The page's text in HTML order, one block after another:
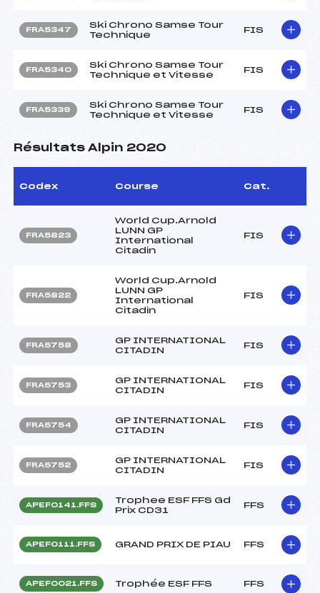
FRA5347
Ski Chrono Samse Tour
Technique
FIS
FRA5340
Ski Chrono Samse Tour
Technique et Vitesse
FIS
FRA5339
Ski Chrono Samse Tour
Technique et Vitesse
FIS
Résultats Alpin 2020
Codex Course Cat.
FRA5823
World Cup.Arnold
LUNN GP
International
Citadin
FIS
FRA5822
World Cup.Arnold
LUNN GP
International
Citadin
FIS
FRA5758
GP INTERNATIONAL
CITADIN
FIS
FRA5753
GP INTERNATIONAL
CITADIN
FIS
FRA5754
GP INTERNATIONAL
CITADIN
FIS
FRA5752
GP INTERNATIONAL
CITADIN
FIS
APEF0141.FFS
Trophee ESF FFS Gd
Prix CD31
FFS
APEF0111.FFS GRAND PRIX DE PIAU FFS
APEF0021.FFS Trophée ESF FFS FFS